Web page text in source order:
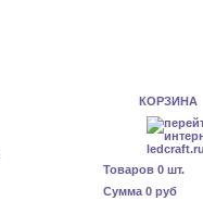
КОРЗИНА
Товаров 0 шт.
Сумма 0 руб